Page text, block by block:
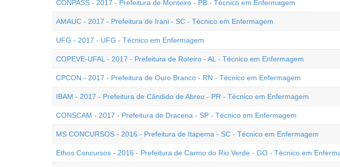
CONPASS - 2017 - Prefeitura de Monteiro - PB - Técnico em Enfermagem
AMAUC - 2017 - Prefeitura de Irani - SC - Técnico em Enfermagem
UFG - 2017 - UFG - Técnico em Enfermagem
COPEVE-UFAL - 2017 - Prefeitura de Roteiro - AL - Técnico em Enfermagem
CPCON - 2017 - Prefeitura de Ouro Branco - RN - Técnico em Enfermagem
IBAM - 2017 - Prefeitura de Cândido de Abreu - PR - Técnico em Enfermagem
CONSCAM - 2017 - Prefeitura de Dracena - SP - Técnico em Enfermagem
MS CONCURSOS - 2016 - Prefeitura de Itapema - SC - Técnico em Enfermagem
Ethos Concursos - 2016 - Prefeitura de Carmo do Rio Verde - GO - Técnico em